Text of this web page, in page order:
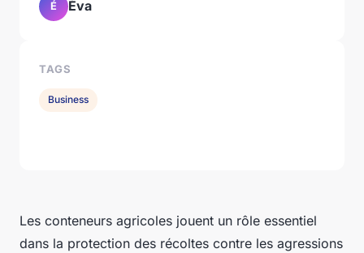
Les conteneurs agricoles jouent un rôle essentiel
dans la protection des récoltes contre les agressions
É Éva
TAGS
Business